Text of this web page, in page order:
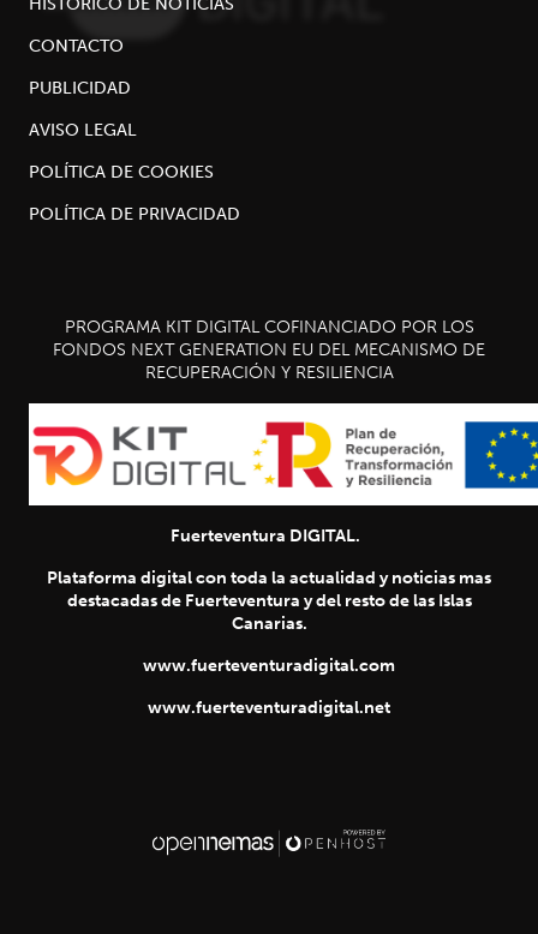
CONTACTO
PUBLICIDAD
AVISO LEGAL
POLÍTICA DE COOKIES
POLÍTICA DE PRIVACIDAD
PROGRAMA KIT DIGITAL COFINANCIADO POR LOS
FONDOS NEXT GENERATION EU DEL MECANISMO DE
RECUPERACIÓN Y RESILIENCIA
Fuerteventura DIGITAL.
Plataforma digital con toda la actualidad y noticias mas
destacadas de Fuerteventura y del resto de las Islas
Canarias.
www.fuerteventuradigital.com
www.fuerteventuradigital.net